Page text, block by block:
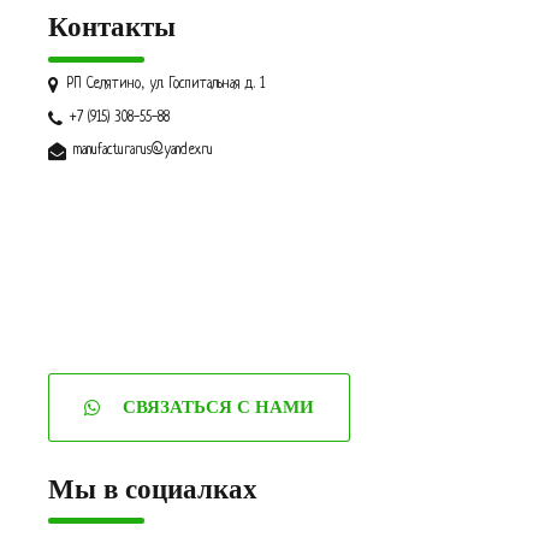
Контакты
РП Селятино, ул. Госпитальная д. 1
+7 (915) 308-55-88
manufacturarus@yandex.ru
СВЯЗАТЬСЯ С НАМИ
Мы в социалках